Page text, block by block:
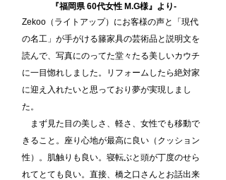
『福岡県 60代女性 M.G様』より-
Zekoo（ライトアップ）にお客様の声と「現代
の名工」が手がける籐家具の芸術品と説明文を
読んで、写真にのってた堂々たる美しいカウチ
に一目惚れしました。リフォームしたら絶対家
に迎え入れたいと思っており夢が実現しまし
た。
まず見た目の美しさ、軽さ、女性でも移動で
きること。座り心地が最高に良い（クッション
性）。肌触りも良い。寝転ぶと頭が丁度のせら
れてとても良い。直接、橋之口さんとお話出来